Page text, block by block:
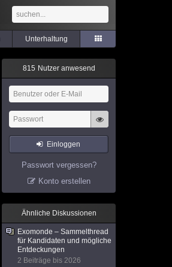
Unterhaltung
815 Nutzer anwesend
Einloggen
Passwort vergessen?
Konto erstellen
Ähnliche Diskussionen
Exomonde – Sammelthread
für Kandidaten und mögliche
Entdeckungen
2 Beiträge bis 2026